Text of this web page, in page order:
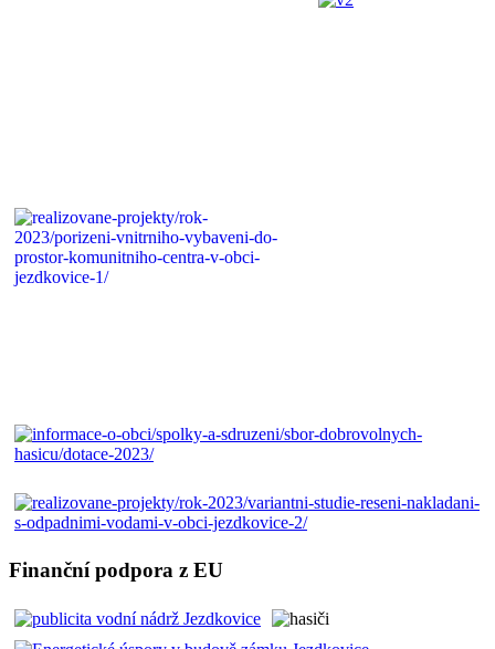
Finanční podpora z EU